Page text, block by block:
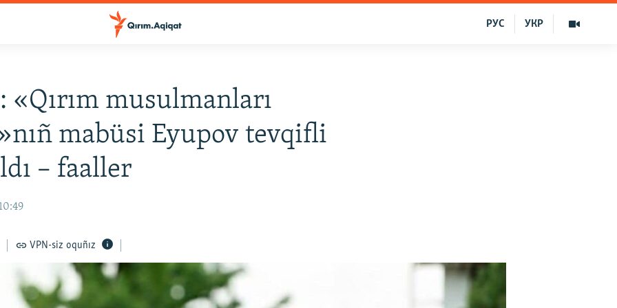
УКР
РУС
«Qırım musulmanları
mabüsi Eyupov tevqifli
– faaller
VPN-siz oquñız